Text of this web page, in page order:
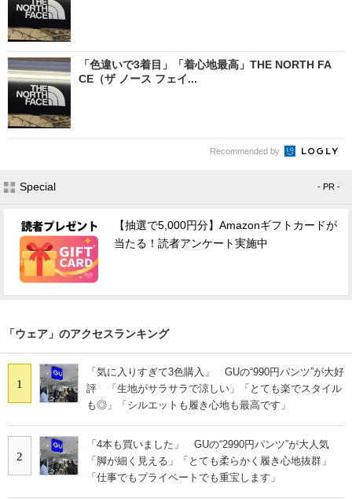
「色違いで3着目」「着心地最高」THE NORTH FA
CE（ザ ノース フェイ...
Recommended by
Special - PR -
【抽選で5,000円分】Amazonギフトカードが
当たる！読者アンケート実施中
「ウェア」のアクセスランキング
1
「気に入りすぎて3色購入」 GUの“990円パンツ”が大好
評 「生地がサラサラで涼しい」「とても楽でスタイル
も◎」「シルエットも履き心地も最高です」
2
「4本も買いました」 GUの“2990円パンツ”が大人気
「脚が細く見える」「とても柔らかく履き心地抜群」
「仕事でもプライベートでも重宝します」